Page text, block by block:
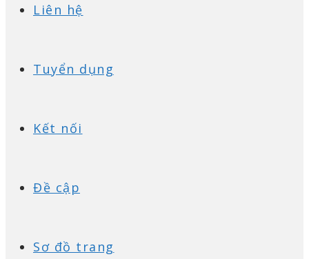
Liên hệ
Tuyển dụng
Kết nối
Đề cập
Sơ đồ trang